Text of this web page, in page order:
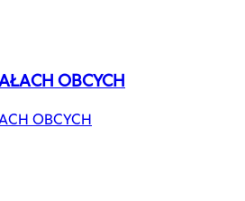
OBCYCH
OBCYCH